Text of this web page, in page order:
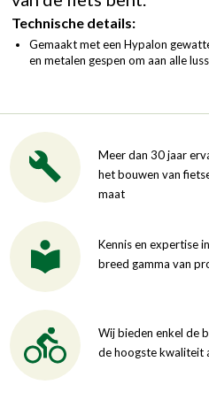
Technische details:
Gemaakt met een Hypalon
en metalen gespen om aan alle
Meer dan 30 jaar
het bouwen van
maat
Kennis en expertise
breed gamma van
Wij bieden enkel de
de hoogste kwaliteit